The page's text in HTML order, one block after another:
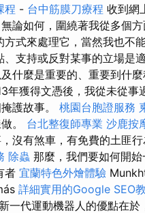
程 - 台中筋膜刀療程 收到網
無論如何，圍繞著我從多個
式來處理它，當然我也不
支持或反對某事的立場是
什麼是重要的、重要到什
年獲得文憑後，我從未從事
護故事。 桃園台胞證服務
。 台北整復師專業 沙鹿按
沒有煞車，有免費的土匪行
除蟲 那麼，我們要如何開
者 宜蘭特色外燴體驗
詳細實用的Google SEO
一代運動機器人的優點在於